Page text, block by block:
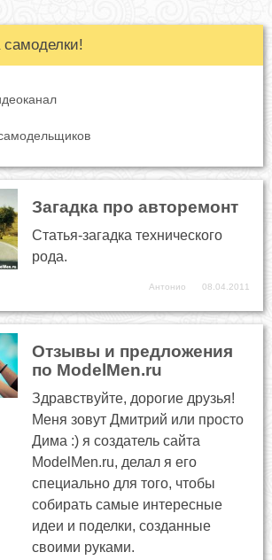
Загадка про авторемонт
Статья-загадка технического
рода.
Антонио 08.04.2011
Отзывы и предложения
по ModelMen.ru
Здравствуйте, дорогие друзья!
Меня зовут Дмитрий или просто
Дима :) я создатель сайта
ModelMen.ru, делал я его
специально для того, чтобы
собирать самые интересные
идеи и поделки, созданные
своими руками.